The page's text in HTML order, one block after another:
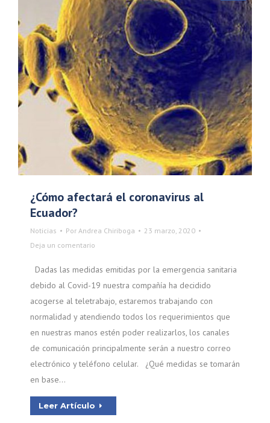
¿Cómo afectará el coronavirus al
Ecuador?
Noticias Por Andrea Chiriboga
23 marzo, 2020
Deja un comentario
Dadas las medidas emitidas por la emergencia sanitaria
debido al Covid-19 nuestra compañía ha decidido
acogerse al teletrabajo, estaremos trabajando con
normalidad y atendiendo todos los requerimientos que
en nuestras manos estén poder realizarlos, los canales
de comunicación principalmente serán a nuestro correo
electrónico y teléfono celular. ¿Qué medidas se tomarán
en base…
Leer Artículo